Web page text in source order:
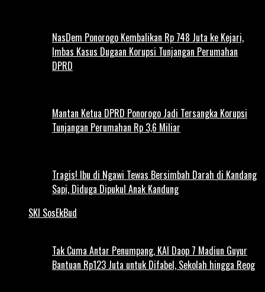
NasDem Ponorogo Kembalikan Rp 748 Juta ke Kejari,
Imbas Kasus Dugaan Korupsi Tunjangan Perumahan
DPRD
Mantan Ketua DPRD Ponorogo Jadi Tersangka Korupsi
Tunjangan Perumahan Rp 3,6 Miliar
Tragis! Ibu di Ngawi Tewas Bersimbah Darah di Kandang
Sapi, Diduga Dipukul Anak Kandung
SKI SosEkBud
Tak Cuma Antar Penumpang, KAI Daop 7 Madiun Guyur
Bantuan Rp123 Juta untuk Difabel, Sekolah hingga Reog